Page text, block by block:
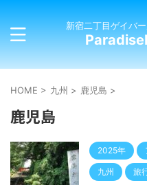
新宿二丁目ゲイバ
HOME > 九州 > 鹿児島 >
鹿児島
2025年
九州 旅